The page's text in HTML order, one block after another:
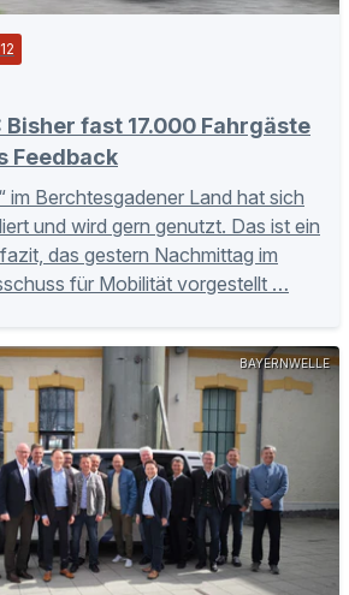
fast 17.000 Fahrgäste
Feedback
im Berchtesgadener Land hat sich
und wird gern genutzt. Das ist ein
das gestern Nachmittag im
für Mobilität vorgestellt …
BAYERNWELLE